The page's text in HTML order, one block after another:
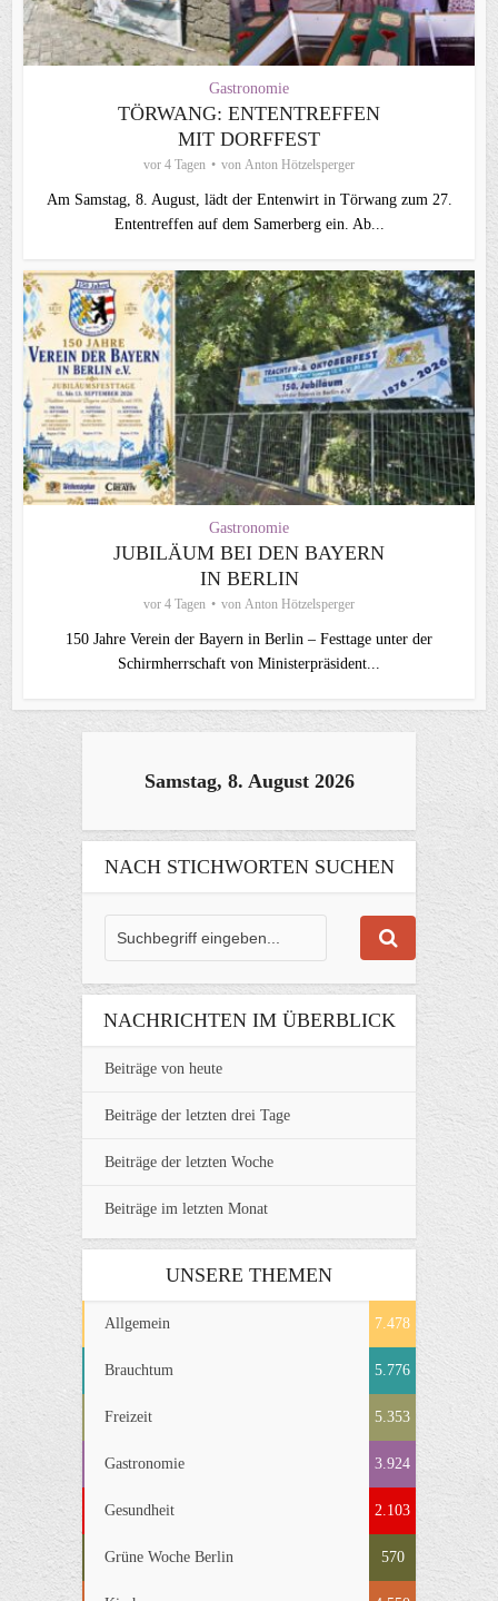
Gastronomie
TÖRWANG: ENTENTREFFEN
MIT DORFFEST
vor 4 Tagen von Anton Hötzelsperger
Am Samstag, 8. August, lädt der Entenwirt in Törwang zum 27.
Ententreffen auf dem Samerberg ein. Ab...
Gastronomie
JUBILÄUM BEI DEN BAYERN
IN BERLIN
vor 4 Tagen von Anton Hötzelsperger
150 Jahre Verein der Bayern in Berlin – Festtage unter der
Schirmherrschaft von Ministerpräsident...
Samstag, 8. August 2026
NACH STICHWORTEN SUCHEN
NACHRICHTEN IM ÜBERBLICK
Beiträge von heute
Beiträge der letzten drei Tage
Beiträge der letzten Woche
Beiträge im letzten Monat
UNSERE THEMEN
Allgemein 7.478
Brauchtum 5.776
Freizeit 5.353
Gastronomie 3.924
Gesundheit 2.103
Grüne Woche Berlin 570